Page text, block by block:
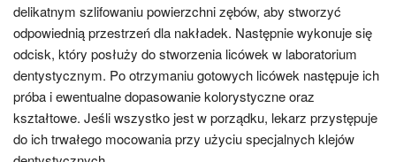
delikatnym szlifowaniu powierzchni zębów, aby stworzyć
odpowiednią przestrzeń dla nakładek. Następnie wykonuje się
odcisk, który posłuży do stworzenia licówek w laboratorium
dentystycznym. Po otrzymaniu gotowych licówek następuje ich
próba i ewentualne dopasowanie kolorystyczne oraz
kształtowe. Jeśli wszystko jest w porządku, lekarz przystępuje
do ich trwałego mocowania przy użyciu specjalnych klejów